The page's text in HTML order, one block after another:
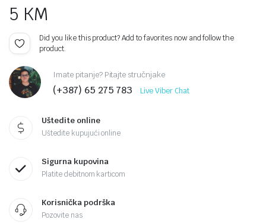
5 KM
Did you like this product? Add to favorites now and follow the
product.
Imate pitanje? Pitajte stručnjake
(+387) 65 275 783 Live Viber Chat
Uštedite online
Uštedite kupujući online
Sigurna kupovina
Platite debitnom karticom
Korisnička podrška
Pozovite nas